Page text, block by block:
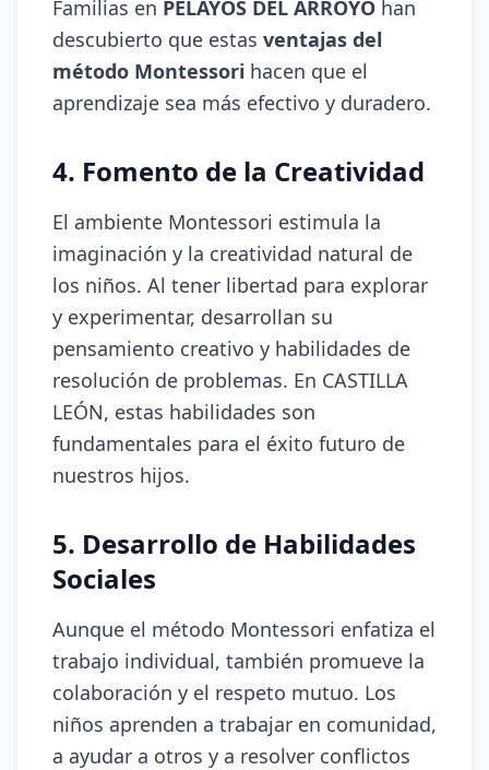
Familias en PELAYOS DEL ARROYO han
descubierto que estas ventajas del
método Montessori hacen que el
aprendizaje sea más efectivo y duradero.
4. Fomento de la Creatividad
El ambiente Montessori estimula la
imaginación y la creatividad natural de
los niños. Al tener libertad para explorar
y experimentar, desarrollan su
pensamiento creativo y habilidades de
resolución de problemas. En CASTILLA
LEÓN, estas habilidades son
fundamentales para el éxito futuro de
nuestros hijos.
5. Desarrollo de Habilidades
Sociales
Aunque el método Montessori enfatiza el
trabajo individual, también promueve la
colaboración y el respeto mutuo. Los
niños aprenden a trabajar en comunidad,
a ayudar a otros y a resolver conflictos